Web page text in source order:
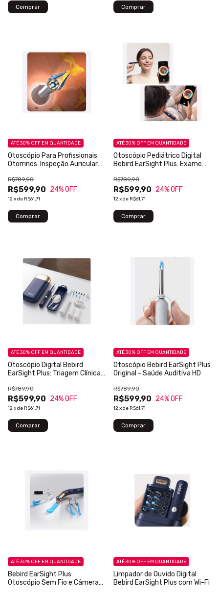
Otoscópio Para Profissionais
Otorrinos: Inspeção Auricular
R$599,90
R$789,90
24% OFF
12xde R$61,71
ATÉ 30% OFF EM QUANTIDADE
Otoscópio Pediátrico Digital
Bebird EarSight Plus: Exame
R$599,90
R$789,90
24% OFF
12xde R$61,71
ATÉ 30% OFF EM QUANTIDADE
Otoscópio Digital Bebird
EarSight Plus: Triagem Clínica
R$599,90
R$789,90
24% OFF
12xde R$61,71
ATÉ 30% OFF EM QUANTIDADE
Otoscópio Bebird EarSight Plus
Original - Saúde Auditiva HD
R$599,90
R$789,90
24% OFF
12xde R$61,71
ATÉ 30% OFF EM QUANTIDADE
Bebird EarSight Plus:
Otoscópio Sem Fio e Câmera
ATÉ 30% OFF EM QUANTIDADE
Limpador de Ouvido Digital
Bebird EarSight Plus com Wi-Fi
ATÉ 30% OFF EM QUANTIDADE